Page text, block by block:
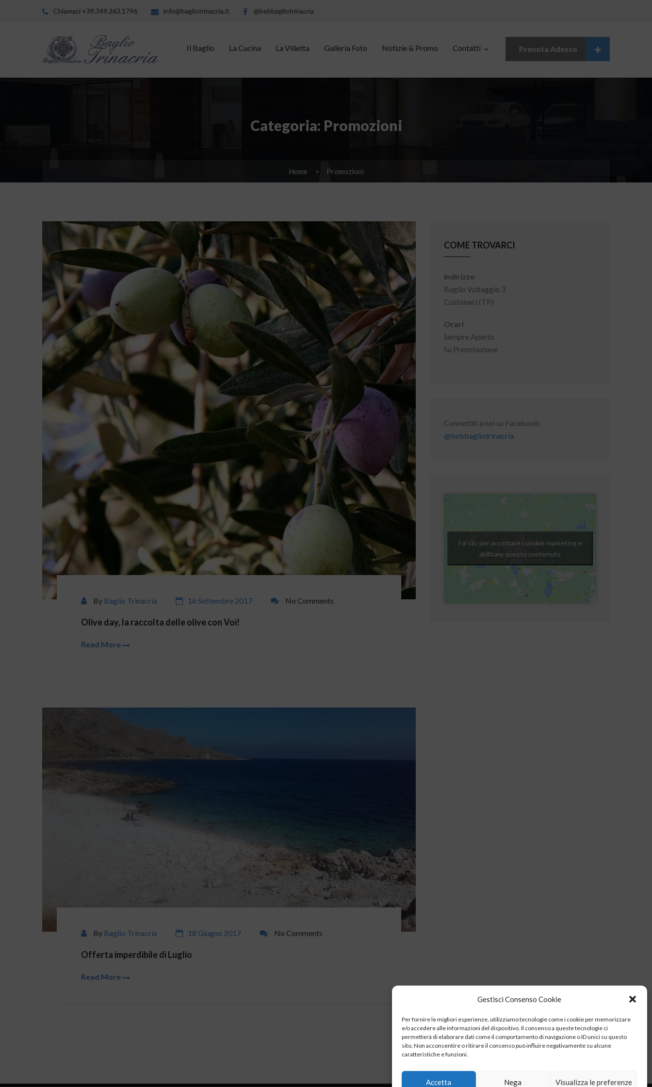
Gestisci Consenso Cookie
Per fornire le migliori esperienze, utilizziamo tecnologie come i cookie per memorizzare
e/o accedere alle informazioni del dispositivo. Il consenso a queste tecnologie ci
permetterà di elaborare dati come il comportamento di navigazione o ID unici su questo
sito. Non acconsentire o ritirare il consenso può influire negativamente su alcune
caratteristiche e funzioni.
Accetta Nega Visualizza le preferenze
Chiamaci +39.349.363.1796 info@bagliotrinacria.it @bebbagliotrinacria
Il Baglio La Cucina La Villetta Galleria Foto Notizie & Promo Contatti Prenota Adesso
Categoria: Promozioni
Home Promozioni
By Baglio Trinacria 16 Settembre 2017 No Comments
Olive day, la raccolta delle olive con Voi!
Read More
By Baglio Trinacria 18 Giugno 2017 No Comments
Offerta imperdibile di Luglio
Read More
COME TROVARCI
Indirizzo
Baglio Vultaggio 3
Custonaci (TP)
Orari
Sempre Aperto
Su Prenotazione
Connettiti a noi su Facebook:
@bebbagliotrinacria
Fai clic per accettare i cookie marketing e
abilitare questo contenuto